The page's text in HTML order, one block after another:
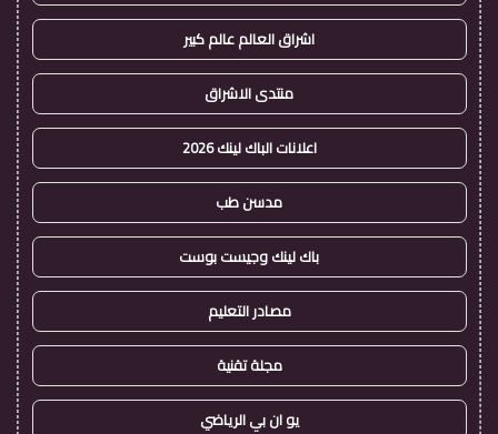
اشراق العالم عالم كبير
منتدى الاشراق
اعلانات الباك لينك 2026
مدسن طب
باك لينك وجيست بوست
مصادر التعليم
مجلة تقنية
يو ان بي الرياضي